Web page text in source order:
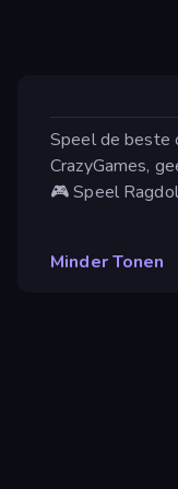
Speel de beste
CrazyGames,
🎮 Speel
Minder Tonen